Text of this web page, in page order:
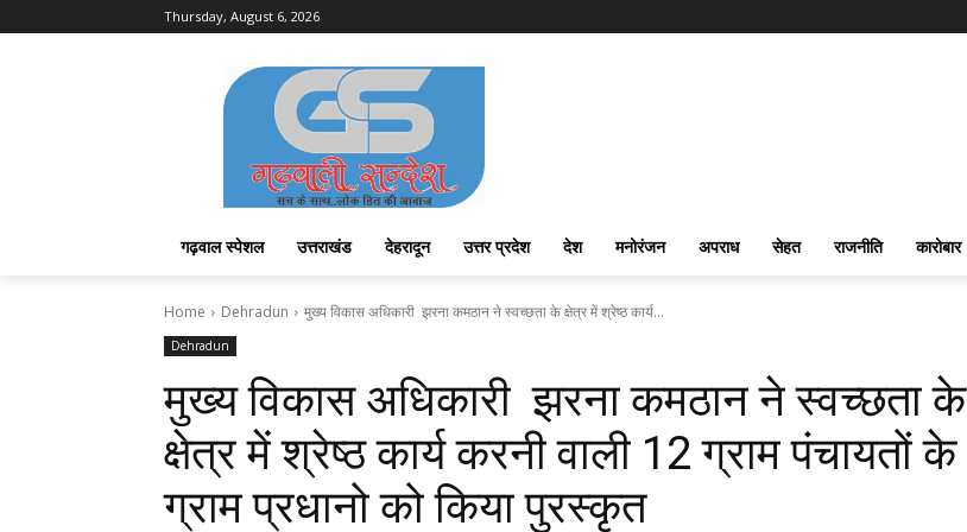
Thursday, August 6, 2026
गढ़वाल स्पेशल उत्तराखंड देहरादून उत्तर प्रदेश देश मनोरंजन अपराध सेहत राजनीति कारोबार
Home Dehradun मुख्य विकास अधिकारी झरना कमठान ने स्वच्छता के क्षेत्र में श्रेष्ठ कार्य...
Dehradun
मुख्य विकास अधिकारी झरना कमठान ने स्वच्छता के
क्षेत्र में श्रेष्ठ कार्य करनी वाली 12 ग्राम पंचायतों के
ग्राम प्रधानो को किया पुरस्कृत